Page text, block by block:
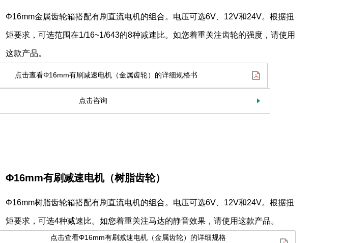
Φ16mm金属齿轮箱搭配有刷直流电机的组合。电压可选6V、12V和24V。根据扭
矩要求，可选范围在1/16~1/643的8种减速比。如您着重关注齿轮的强度，请使用
这款产品。
点击查看Φ16mm有刷减速电机（金属齿轮）的详细规格书
点击咨询
Φ16mm有刷减速电机（树脂齿轮）
Φ16mm树脂齿轮箱搭配有刷直流电机的组合。电压可选6V、12V和24V。根据扭
矩要求，可选4种减速比。如您着重关注马达的静音效果，请使用这款产品。
点击查看Φ16mm有刷减速电机（金属齿轮）的详细规格